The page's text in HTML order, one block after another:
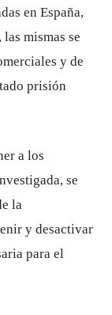
en España,
mismas se
y de
prisión
a los
se
la
y desactivar
para el